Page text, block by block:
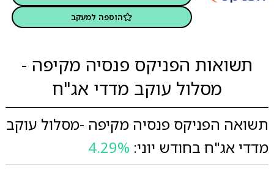
הוספה למעקב
תשואות הפניקס פנסיה מקיפה -
מסלול עוקב מדדי אג"ח
תשואה הפניקס פנסיה מקיפה -מסלול עוקב
מדדי אג"ח בחודש יוני: 4.29%